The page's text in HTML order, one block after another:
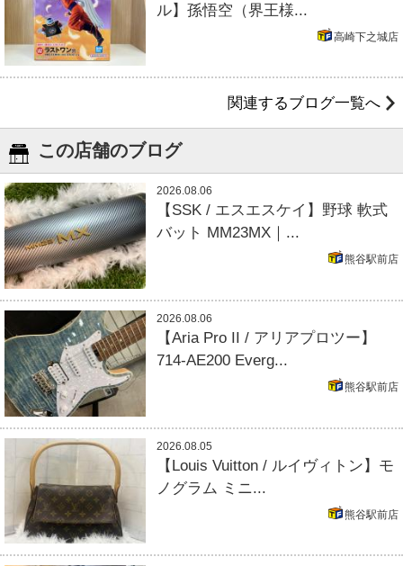
ル】孫悟空（界王様...
高崎下之城店
関連するブログ一覧へ
この店舗のブログ
2026.08.06
【SSK / エスエスケイ】野球 軟式
バット MM23MX｜...
熊谷駅前店
2026.08.06
【Aria Pro II / アリアプロツー】
714-AE200 Everg...
熊谷駅前店
2026.08.05
【Louis Vuitton / ルイヴィトン】モ
ノグラム ミニ...
熊谷駅前店